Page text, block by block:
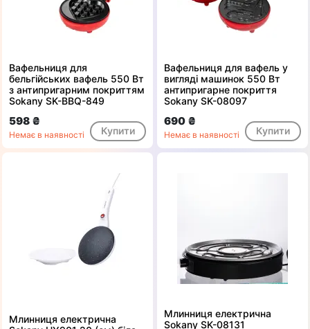
Вафельниця для
бельгійських вафель 550 Вт
з антипригарним покриттям
Sokany SK-BBQ-849
598 ₴
Немає в наявності Купити
Вафельниця для вафель у
вигляді машинок 550 Вт
антипригарне покриття
Sokany SK-08097
690 ₴
Немає в наявності Купити
Млинниця електрична
Млинниця електрична
Sokany SK-08131